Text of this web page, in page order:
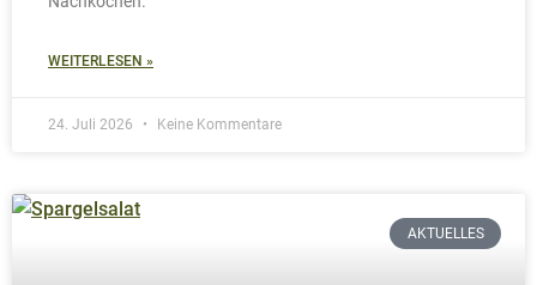
WEITERLESEN »
24. Juli 2026 Keine Kommentare
AKTUELLES